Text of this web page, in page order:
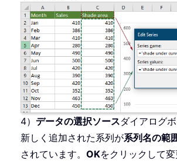
4） データの選択ソースダイアログ
新しく追加された系列が系列名の範
されています。 OKをクリックして変